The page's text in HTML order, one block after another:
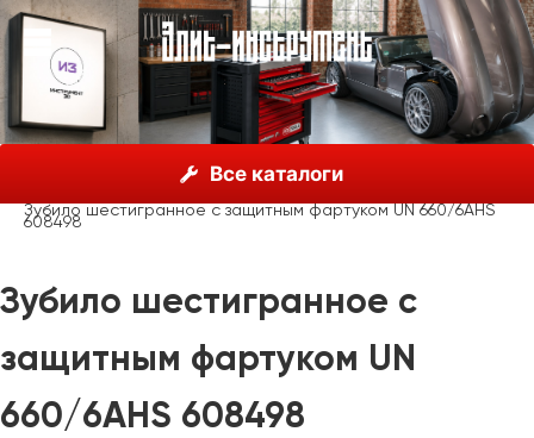
Все каталоги
Unior, Словения
Молотки, пробойники, зубила
Зубила
Зубило шестигранное с защитным фартуком UN 660/6AHS
608498
Зубило шестигранное с
защитным фартуком UN
660/6AHS 608498